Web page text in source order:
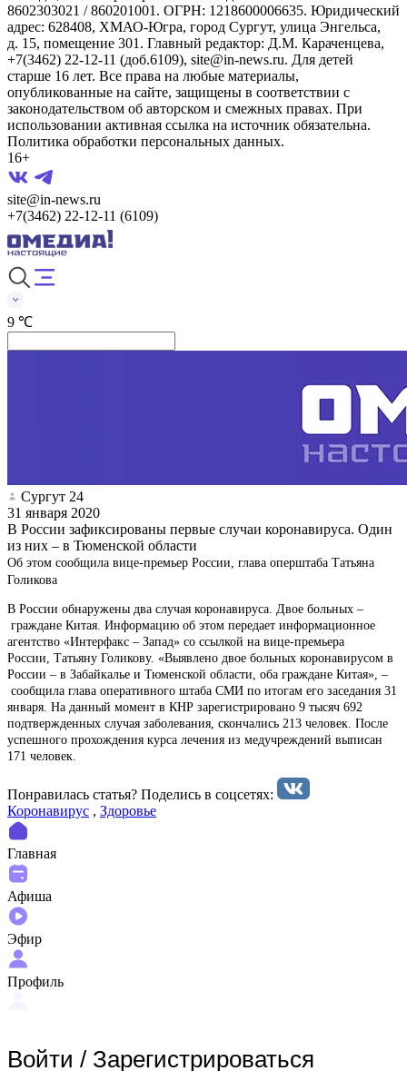
8602303021 / 860201001. ОГРН: 1218600006635. Юридический
адрес: 628408, ХМАО-Югра, город Сургут, улица Энгельса,
д. 15, помещение 301. Главный редактор: Д.М. Караченцева,
+7(3462) 22-12-11 (доб.6109), site@in-news.ru. Для детей
старше 16 лет. Все права на любые материалы,
опубликованные на сайте, защищены в соответствии с
законодательством об авторском и смежных правах. При
использовании активная ссылка на источник обязательна.
Политика обработки персональных данных.
16+
site@in-news.ru
+7(3462) 22-12-11 (6109)
9 ℃
Сургут 24
31 января 2020
В России зафиксированы первые случаи коронавируса. Один
из них – в Тюменской области
Об этом сообщила вице-премьер России, глава оперштаба Татьяна
Голикова
В России обнаружены два случая коронавируса. Двое больных –
граждане Китая. Информацию об этом передает информационное
агентство «Интерфакс – Запад» со ссылкой на вице-премьера
России, Татьяну Голикову. «Выявлено двое больных коронавирусом в
России – в Забайкалье и Тюменской области, оба граждане Китая», –
сообщила глава оперативного штаба СМИ по итогам его заседания 31
января. На данный момент в КНР зарегистрировано 9 тысяч 692
подтвержденных случая заболевания, скончались 213 человек. После
успешного прохождения курса лечения из медучреждений выписан
171 человек.
Понравилась статья? Поделиcь в соцсетях:
Коронавирус , Здоровье
Главная
Афиша
Эфир
Профиль
Войти / Зарегистрироваться